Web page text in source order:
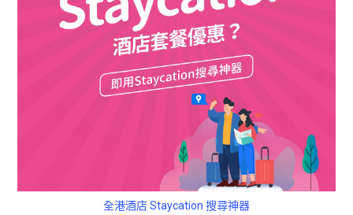
全港酒店 Staycation 搜尋神器